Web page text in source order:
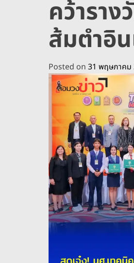
คว้าราง
ส้มตำอิน
Posted on 31 พฤษภาคม